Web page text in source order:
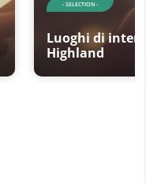
- SELECTION -
Luoghi di
Highland